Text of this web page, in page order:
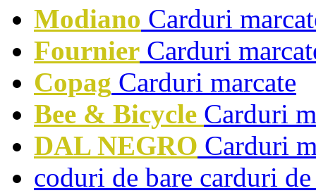
Modiano Carduri
Fournier Carduri
Copag Carduri marcate
Bee & Bicycle Carduri
DAL NEGRO Carduri
coduri de bare carduri